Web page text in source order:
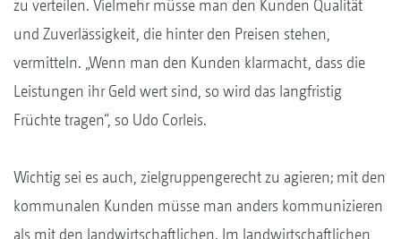
zu verteilen. Vielmehr müsse man den Kunden Qualität
und Zuverlässigkeit, die hinter den Preisen stehen,
vermitteln. „Wenn man den Kunden klarmacht, dass die
Leistungen ihr Geld wert sind, so wird das langfristig
Früchte tragen“, so Udo Corleis.
Wichtig sei es auch, zielgruppengerecht zu agieren; mit den
kommunalen Kunden müsse man anders kommunizieren
als mit den landwirtschaftlichen. Im landwirtschaftlichen